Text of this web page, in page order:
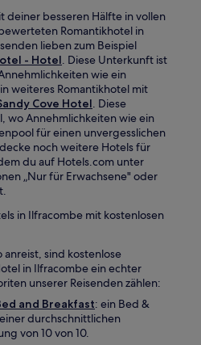
deiner besseren Hälfte in vollen
Romantikhotel in
lieben zum Beispiel
- Hotel. Diese Unterkunft ist
wie ein
weiteres Romantikhotel mit
Cove Hotel. Diese
wo Annehmlichkeiten wie ein
für einen unvergesslichen
noch weitere Hotels für
du auf Hotels.com unter
„Nur für Erwachsene" oder
in Ilfracombe mit kostenlosen
sind kostenlose
in Ilfracombe ein echter
unserer Reisenden zählen:
and Breakfast: ein Bed &
durchschnittlichen
von 10 von 10.